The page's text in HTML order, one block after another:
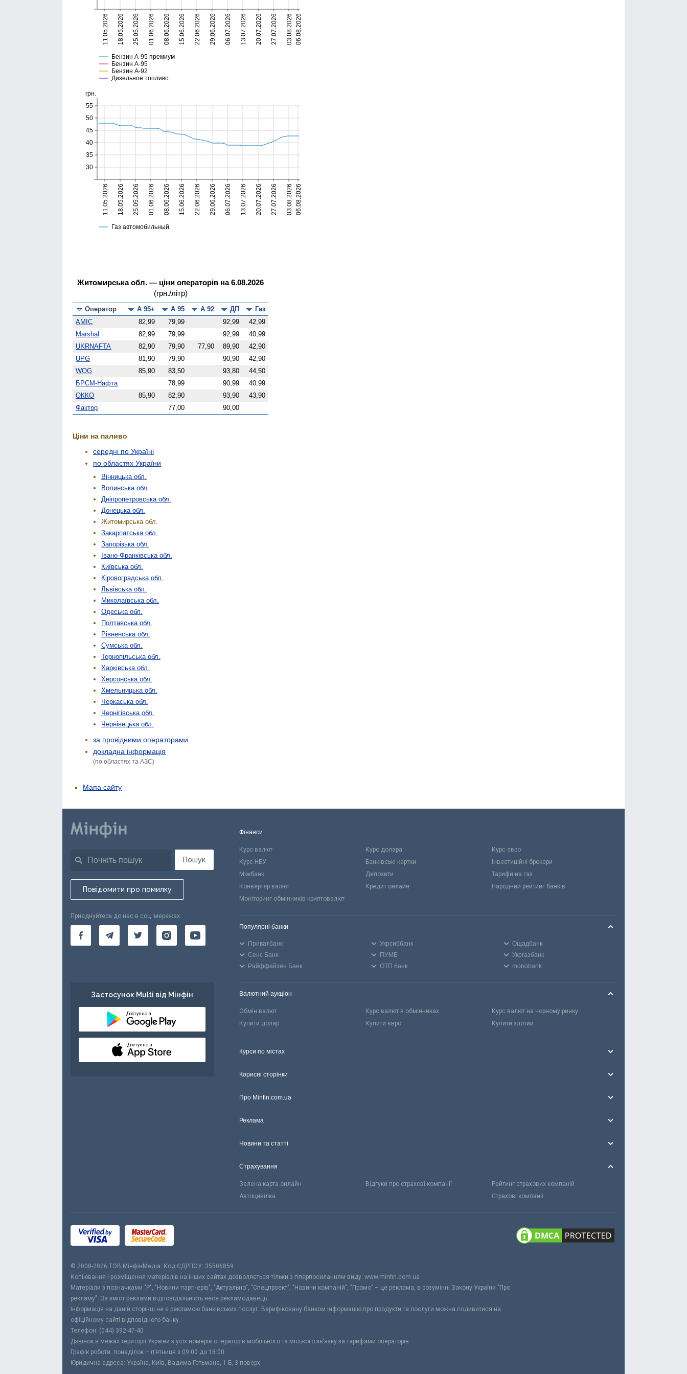
Житомирська обл. — ціни операторів на 6.08.2026
(грн./літр)
Оператор А 95+ А 95 А 92 ДП
Газ
AMIC
82,99 79,99 92,99
42,99
Marshal
82,99 79,99 92,99
40,99
UKRNAFTA
82,90 79,90 77,90 89,90
42,90
UPG
81,90 79,90 90,90
42,90
WOG
85,90 83,50 93,80
44,50
БРСМ-Нафта
78,99 90,99
40,99
ОККО
85,90 82,90 93,90
43,90
Фактор
77,00 90,00
Ціни на паливо
середні по Україні
по областях України
Вінницька обл.
Волинська обл.
Дніпропетровська обл.
Донецька обл.
Житомирська обл.
Закарпатська обл.
Запорізька обл.
Івано-Франківська обл.
Київська обл.
Кіровоградська обл.
Львівська обл.
Миколаївська обл.
Одеська обл.
Полтавська обл.
Рівненська обл.
Сумська обл.
Тернопільська обл.
Харківська обл.
Херсонська обл.
Хмельницька обл.
Черкаська обл.
Чернігівська обл.
Чернівецька обл.
за провідними операторами
докладна інформація
(по областях та АЗС)
Мапа сайту
Пошук
Повідомити про помилку
Приєднуйтесь до нас в соц. мережах:
Застосунок Multi від Мінфін
Доступно в
Доступно в
Фінанси
Курс валют Курс долара
Курс євро
Курс НБУ
Банківські картки
Інвестиційні брокери
Міжбанк
Депозити
Тарифи на газ
Конвертер валют
Кредит онлайн
Народний рейтинг банків
Моніторинг обмінників криптовалют
Популярні банки
Приватбанк Укрсиббанк
Ощадбанк
Сенс Банк
ПУМБ
Укргазбанк
Райффайзен Банк
ОТП банк monobank
Валютний аукціон
Обмін валют Курс валют в обмінниках
Курс валют на чорному ринку
Купити долар
Купити євро Купити злотий
Курси по містах
Корисні сторінки
Про Minfin.com.ua
Реклама
Новини та статті
Страхування
Зелена карта онлайн Відгуки про страхові компанії
Рейтинг страхових компаній
Автоцивілка
Страхові компанії
© 2008-2026 ТОВ МiнфiнМедiа. Код ЄДРПОУ: 35506859
Копіювання і розміщення матеріалів на інших сайтах дозволяється тільки з гіперпосиланням виду: www.minfin.com.ua
Матеріали з позначками "Р", "Новини партнерів", "Актуально", "Спецпроект", "Новини компаній", "Промо" – це реклама, в розумінні Закону України "Про
рекламу". За зміст реклами відповідальність несе рекламодавець.
Інформація на даній сторінці не є рекламою банківських послуг. Верифіковану банком інформацію про продукти та послуги можна подивитися на
офіційному сайті відповідного банку.
Телефон: (044) 392-47-40
Дзвінок в межах території України з усіх номерів операторів мобільного та міського зв’язку за тарифами операторів
Графік роботи: понеділок – п’ятниця з 09:00 до 18:00
Юридична адреса: Україна, Київ, Вадима Гетьмана, 1-Б, 3 поверх